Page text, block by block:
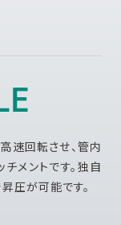
速回転させ、管内
チメントです。独自
圧が可能です。